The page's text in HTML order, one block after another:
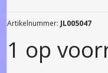
Artikelnummer: JL005047
1 op